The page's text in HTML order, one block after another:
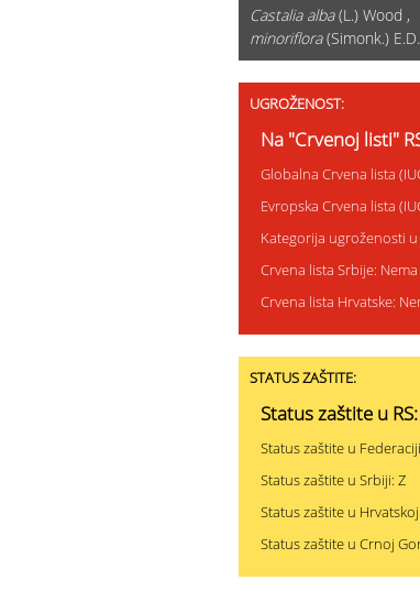
Castalia alba(L.) Wood ,
minoriflora(Simonk.)
UGROŽENOST:
Na "Crvenoj listi"
Globalna Crvena lista
Evropska Crvena lista
Kategorija ugroženosti u
Crvena lista Srbije: Nema
Crvena lista Hrvatske:
STATUS ZAŠTITE:
Status zaštite u
Status zaštite u
Status zaštite u Srbiji: Z
Status zaštite u
Status zaštite u Crnoj